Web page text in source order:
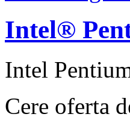
Intel®
Intel
Cere oferta